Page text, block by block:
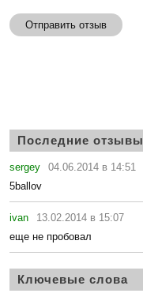
Отправить отзыв
Последние отзывы
sergey
04.06.2014 в 14:51
5ballov
ivan
13.02.2014 в 15:07
еще не пробовал
Ключевые слова